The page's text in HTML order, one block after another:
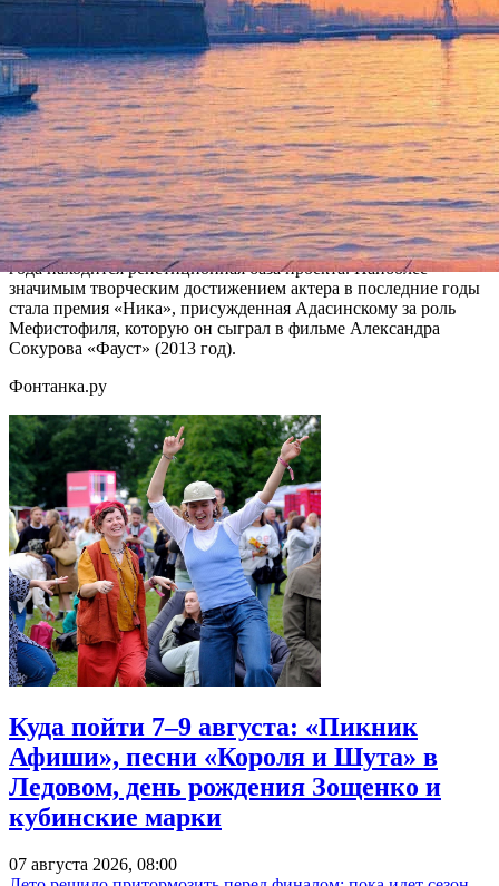
Известный актер, режиссер и хореограф Антон Адасинский
примет участие в балете «Щелкунчик», который будет
представлен на Новой сцене Мариинского театра 17 января.
Артист предстанет в партии Дроссельмейера, а сама
постановка будет проходить в декорациях Михаила
Шемякина.
Впервые Адасинский принял участие в мариинском
«Щелкунчике» в 2001 году, но каждое его выступление в этом
балете – редкость. Антон Адасинский, известный как
создатель пластического театра DEREVO, в настоящее время
значительную часть времени проводит в Дрездене, где с 1997
года находится репетиционная база проекта. Наиболее
значимым творческим достижением актера в последние годы
стала премия «Ника», присужденная Адасинскому за роль
Мефистофиля, которую он сыграл в фильме Александра
Сокурова «Фауст» (2013 год).
Фонтанка.ру
Куда пойти 7–9 августа: «Пикник
Афиши», песни «Короля и Шута» в
Ледовом, день рождения Зощенко и
кубинские марки
07 августа 2026, 08:00